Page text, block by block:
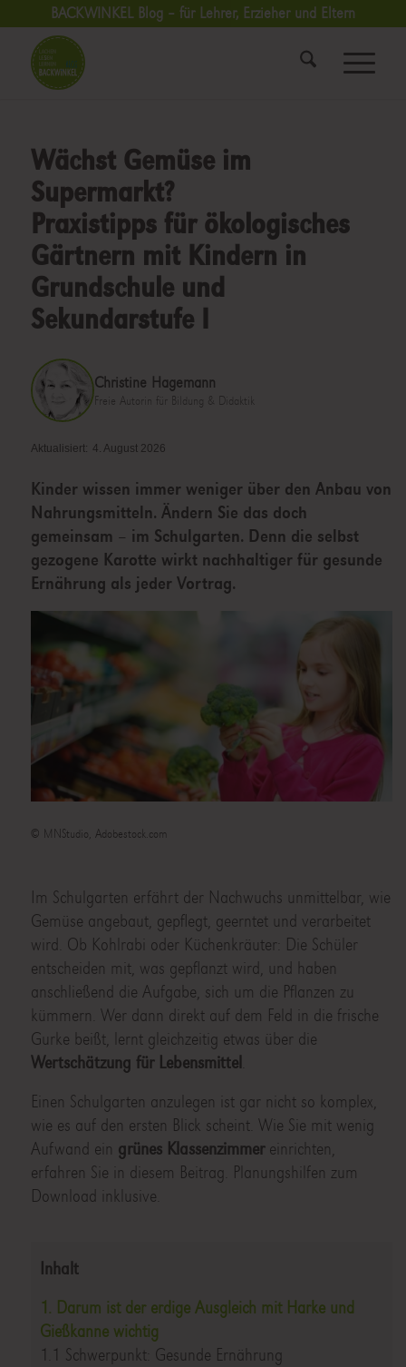
BACKWINKEL Blog – für Lehrer, Erzieher und Eltern
Wächst Gemüse im
Supermarkt?
Praxistipps für ökologisches
Gärtnern mit Kindern in
Grundschule und
Sekundarstufe I
Christine Hagemann
Freie Autorin für Bildung & Didaktik
Aktualisiert: 4. August 2026
Kinder wissen immer weniger über den Anbau von
Nahrungsmitteln. Ändern Sie das doch
gemeinsam – im Schulgarten. Denn die selbst
gezogene Karotte wirkt nachhaltiger für gesunde
Ernährung als jeder Vortrag.
© MNStudio, Adobestock.com
Im Schulgarten erfährt der Nachwuchs unmittelbar, wie
Gemüse angebaut, gepflegt, geerntet und verarbeitet
wird. Ob Kohlrabi oder Küchenkräuter: Die Schüler
entscheiden mit, was gepflanzt wird, und haben
anschließend die Aufgabe, sich um die Pflanzen zu
kümmern. Wer dann direkt auf dem Feld in die frische
Gurke beißt, lernt gleichzeitig etwas über die
Wertschätzung für Lebensmittel
Einen Schulgarten anzulegen ist gar nicht so komplex,
wie es auf den ersten Blick scheint. Wie Sie mit wenig
Aufwand ein grünes Klassenzimmereinrichten,
erfahren Sie in diesem Beitrag. Planungshilfen zum
Download inklusive.
Inhalt
1. Darum ist der erdige Ausgleich mit Harke und
Gießkanne wichtig
1.1 Schwerpunkt: Gesunde Ernährung